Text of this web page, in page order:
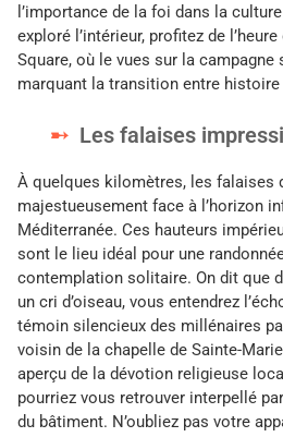
l’importance de la foi dans la
exploré l’intérieur, profitez de
Square, où le vues sur la
marquant la transition entre histoire
Les falaises
À quelques kilomètres, les falaises
majestueusement face à l’horizon
Méditerranée. Ces hauteurs
sont le lieu idéal pour une
contemplation solitaire. On dit que
un cri d’oiseau, vous entendrez
témoin silencieux des millénaires
voisin de la chapelle de Sainte-
aperçu de la dévotion religieuse
pourriez vous retrouver interpellé
du bâtiment. N’oubliez pas votre